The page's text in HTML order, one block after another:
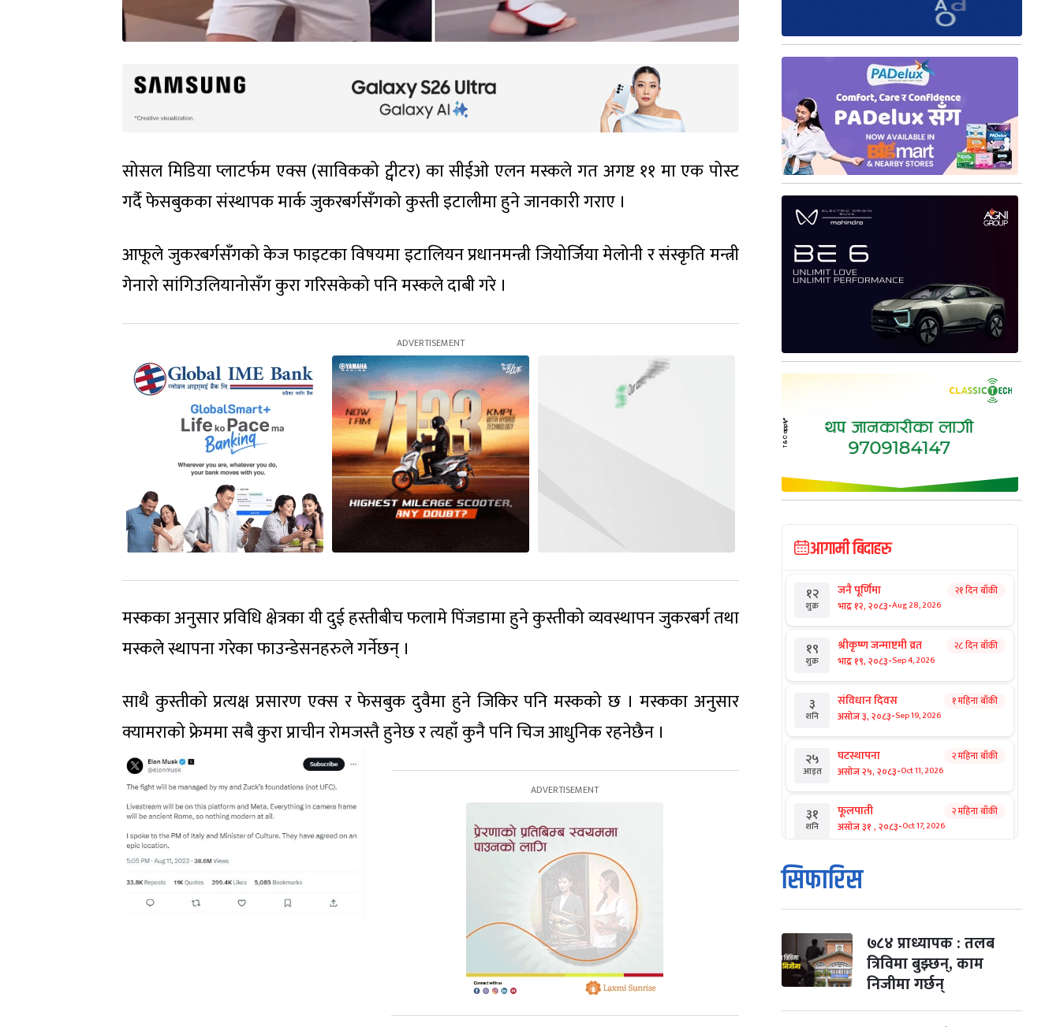
सोसल मिडिया प्लाटर्फम एक्स (साविकको ट्वीटर) का सीईओ एलन मस्कले गत अगष्ट ११ मा एक पोस्ट
गर्दै फेसबुकका संस्थापक मार्क जुकरबर्गसँगको कुस्ती इटालीमा हुने जानकारी गराए ।
आफूले जुकरबर्गसँगको केज फाइटका विषयमा इटालियन प्रधानमन्त्री जियोर्जिया मेलोनी र संस्कृति मन्त्री
गेनारो सांगिउलियानोसँग कुरा गरिसकेको पनि मस्कले दाबी गरे ।
मस्कका अनुसार प्रविधि क्षेत्रका यी दुई हस्तीबीच फलामे पिंजडामा हुने कुस्तीको व्यवस्थापन जुकरबर्ग तथा
मस्कले स्थापना गरेका फाउन्डेसनहरुले गर्नेछन् ।
साथै कुस्तीको प्रत्यक्ष प्रसारण एक्स र फेसबुक दुवैमा हुने जिकिर पनि मस्कको छ । मस्कका अनुसार
क्यामराको फ्रेममा सबै कुरा प्राचीन रोमजस्तै हुनेछ र त्यहाँ कुनै पनि चिज आधुनिक रहनेछैन ।
आगामी बिदाहरु
१२
शुक्र
जनै पूर्णिमा
भाद्र १२, २०८३-Aug 28, 2026
२१ दिन बाँकी
१९
शुक्र
श्रीकृष्ण जन्माष्टमी व्रत
भाद्र १९, २०८३-Sep 4, 2026
२८ दिन बाँकी
३
शनि
संविधान दिवस
असोज ३, २०८३-Sep 19, 2026
१ महिना बाँकी
२५
आइत
घटस्थापना
असोज २५, २०८३-Oct 11, 2026
२ महिना बाँकी
३१
शनि
फूलपाती
असोज ३१ , २०८३-Oct 17, 2026
२ महिना बाँकी
१
आइत
कार्तिक सङ्क्रान्ति
कार्तिक १, २०८३
मंगल कार्तिक ३, २०८३ -Oct 20, 2026
४ विजयादशमी
कार्तिक ४, २०८३-Oct 21, 2026
सिफारिस
७८४ प्राध्यापक : तलब
त्रिविमा बुझ्छन्, काम
निजीमा गर्छन्